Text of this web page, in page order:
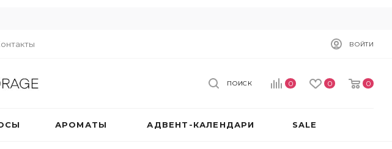
ВОЙТИ
0 0 0
ПОИСК
АРОМАТЫ АДВЕНТ-КАЛЕНДАРИ SALE